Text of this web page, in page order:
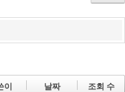
이 날짜 조회 수